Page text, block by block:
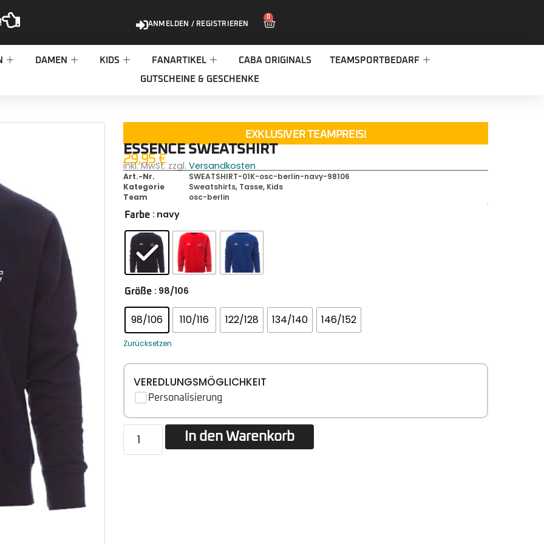
ANMELDEN / REGISTRIEREN
0
DAMEN KIDS FANARTIKEL CABA ORIGINALS TEAMSPORTBEDARF
GUTSCHEINE & GESCHENKE
EXKLUSIVER TEAMPREIS!
ESSENCE SWEATSHIRT
29,95€
inkl. MwSt. zzgl.Versandkosten
Art.-Nr.
SWEATSHIRT-01K-osc-berlin-navy-98106
Kategorie
Sweatshirts, Tasse, Kids
Team
osc-berlin
Farbe : navy
Größe : 98/106
98/106 110/116 122/128 134/140 146/152
Zurücksetzen
VEREDLUNGSMÖGLICHKEIT
Personalisierung
In den Warenkorb